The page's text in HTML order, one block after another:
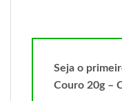
Seja o
Couro 20g –